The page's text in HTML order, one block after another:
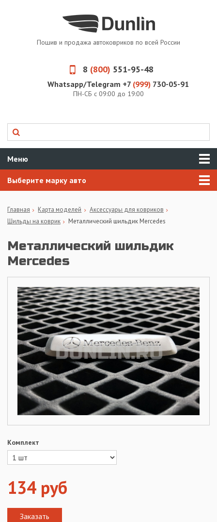
Пошив и продажа автоковриков по всей России
8 (800) 551-95-48
Whatsapp/Telegram +7 (999) 730-05-91
ПН-СБ с 09:00 до 19:00
Меню
Выберите марку авто
Главная Карта моделей
Аксессуары для ковриков
Шильды на коврик
Металлический шильдик Mercedes
Металлический шильдик
Mercedes
Комплект
134 руб